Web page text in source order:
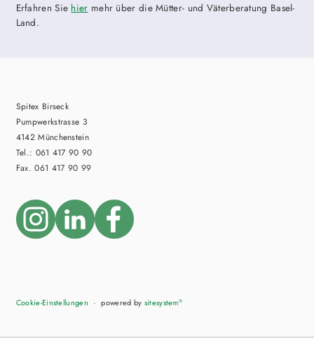
Erfahren Sie hier mehr über die Mütter- und Väterberatung Basel-
Land.
Spitex Birseck
Pumpwerkstrasse 3
4142 Münchenstein
Tel.: 061 417 90 90
Fax. 061 417 90 99
Cookie-Einstellungen powered by sitesystem®